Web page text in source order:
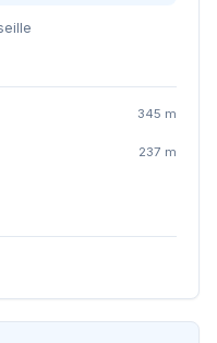
345 m
237 m